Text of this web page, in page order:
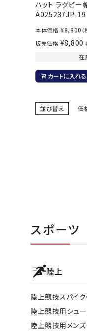
ハット ラグビー
A025237JP-19
本体価格 ¥8,800
販売価格 ¥8,800
在
カートに入れる
並び替え 価
スポーツ
陸上
陸上競技スパイク
陸上競技用シュ
陸上競技用メンズ